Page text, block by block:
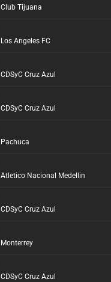
Club Tijuana
Los Angeles FC
CDSyC Cruz Azul
CDSyC Cruz Azul
Pachuca
Atletico Nacional Medellin
CDSyC Cruz Azul
Monterrey
CDSyC Cruz Azul